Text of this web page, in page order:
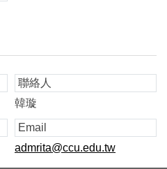
聯絡人
韓璇
Email
admrita@ccu.edu.tw